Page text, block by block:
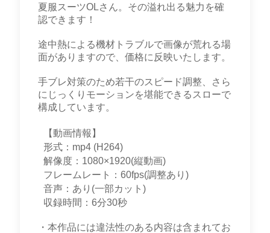
夏服スーツOLさん。その溢れ出る魅力を確
認できます！
途中熱による機材トラブルで画像が荒れる場
面がありますので、価格に反映いたします。
手ブレ対策のため若干のスピード調整、さら
にじっくりモーションを堪能できるスローで
構成しています。
【動画情報】
形式：mp4 (H264)
解像度：1080×1920(縦動画)
フレームレート：60fps(調整あり)
音声：あり(一部カット)
収録時間：6分30秒
・本作品には違法性のある内容は含まれてお